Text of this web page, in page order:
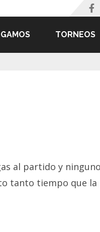
TORNEOS
al partido y
tanto tiempo que la